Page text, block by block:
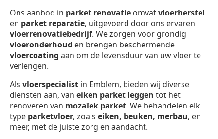
Ons aanbod in parket renovatie omvatvloerherstel
en parket reparatie, uitgevoerd door ons ervaren
vloerrenovatiebedrijf. We zorgen voor grondig
vloeronderhoud en brengen beschermende
vloercoating aan om de levensduur van uw vloer te
verlengen.
Als vloerspecialist in Emblem, bieden wij diverse
diensten aan, van eiken parket leggen tot het
renoveren van mozaïek parket. We behandelen elk
type parketvloer, zoals eiken, beuken, merbau, en
meer, met de juiste zorg en aandacht.